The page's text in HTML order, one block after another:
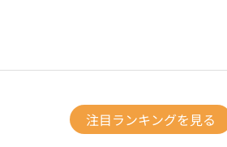
注目ランキングを見る